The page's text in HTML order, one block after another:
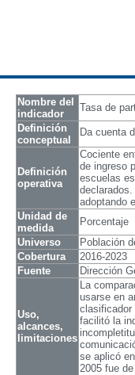
Nombre del
indicador
Tasa de
Definición
conceptual
Da cuenta
Definición
operativa
Cociente
de ingreso
escuelas
adoptando
Unidad de
medida
Porcentaje
Universo
Población
Cobertura
2016-2023
Fuente
Dirección
Uso,
alcances,
limitaciones
La
usarse en
clasificador
facilitó la
se aplicó
2005 fue